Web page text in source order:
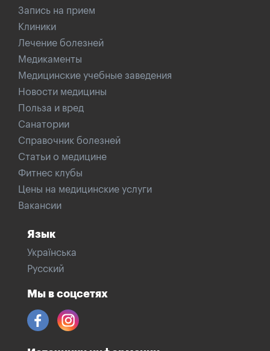
Запись на прием
Клиники
Лечение болезней
Медикаменты
Медицинские учебные заведения
Новости медицины
Польза и вред
Санатории
Справочник болезней
Статьи о медицине
Фитнес клубы
Цены на медицинские услуги
Вакансии
Язык
Українська
Русский
Мы в соцсетях